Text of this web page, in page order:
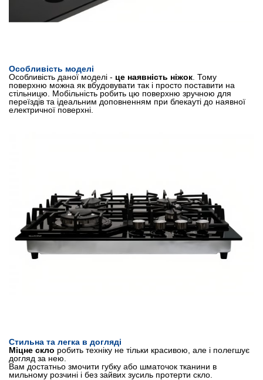
Особливість моделі
Особливість даної моделі - це наявність ніжок. Тому
поверхню можна як вбудовувати так і просто поставити на
стільницю. Мобільність робить цю поверхню зручною для
переїздів та ідеальним доповненням при блекауті до наявної
електричної поверхні.
Стильна та легка в догляді
Міцне скло робить техніку не тільки красивою, але і полегшує
догляд за нею.
Вам достатньо змочити губку або шматочок тканини в
мильному розчині і без зайвих зусиль протерти скло.